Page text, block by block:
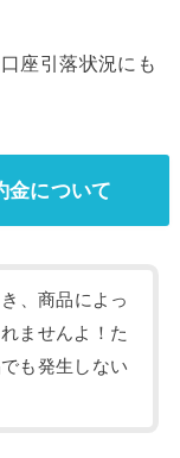
座引落状況にも
金について
、商品によっ
ませんよ！た
も発生しない